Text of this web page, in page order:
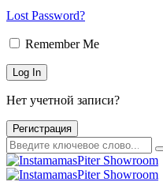
Lost Password?
Remember Me
Нет учетной записи?
Регистрация